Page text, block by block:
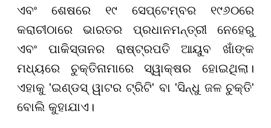
ଏବଂ ଶେଷରେ ୧୯ ସେପ୍ଟେମ୍ବର ୧୯୬୦ରେ
କରାଚୀଠାରେ ଭାରତର ପ୍ରଧାନମନ୍ତ୍ରୀ ନେହେରୁ
ଏବଂ ପାକିସ୍ତାନର ରାଷ୍ଟ୍ରପତି ଆୟୁବ ଖାଁଙ୍କ
ମଧ୍ୟରେ ଚୁକ୍ତିନାମାରେ ସ୍ୱାକ୍ଷର ହୋଇଥିଲା।
ଏହାକୁ 'ଇଣ୍ଡସ୍ ୱାଟର ଟ୍ରିଟି' ବା 'ସିନ୍ଧୁ ଜଳ ଚୁକ୍ତି'
ବୋଲି କୁହାଯାଏ।